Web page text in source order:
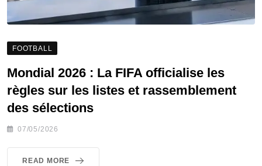
FOOTBALL
Mondial 2026 : La FIFA officialise les
règles sur les listes et rassemblement
des sélections
07/05/2026
READ MORE